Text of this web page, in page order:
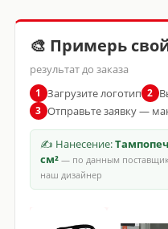
🎨 Примерь
результат до заказа
1 Загрузите логотип 2
3 Отправьте заявку —
✍ Нанесение:
см²— по данным
наш дизайнер